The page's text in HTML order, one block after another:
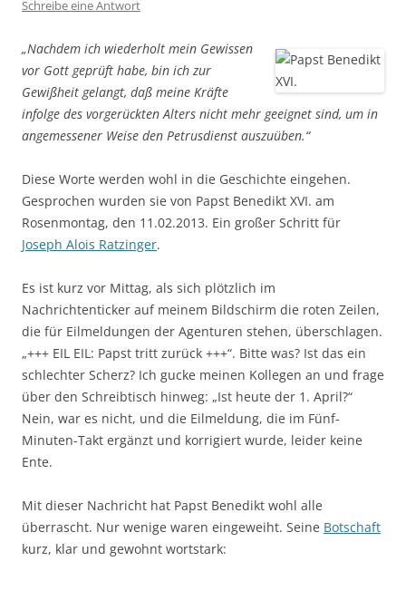
Schreibe eine Antwort
„Nachdem ich wiederholt mein Gewissen
vor Gott geprüft habe, bin ich zur
Gewißheit gelangt, daß meine Kräfte
infolge des vorgerückten Alters nicht mehr geeignet sind, um in
angemessener Weise den Petrusdienst auszuüben.“
Diese Worte werden wohl in die Geschichte eingehen.
Gesprochen wurden sie von Papst Benedikt XVI. am
Rosenmontag, den 11.02.2013. Ein großer Schritt für
Joseph Alois Ratzinger.
Es ist kurz vor Mittag, als sich plötzlich im
Nachrichtenticker auf meinem Bildschirm die roten Zeilen,
die für Eilmeldungen der Agenturen stehen, überschlagen.
„+++ EIL EIL: Papst tritt zurück +++“. Bitte was? Ist das ein
schlechter Scherz? Ich gucke meinen Kollegen an und frage
über den Schreibtisch hinweg: „Ist heute der 1. April?“
Nein, war es nicht, und die Eilmeldung, die im Fünf-
Minuten-Takt ergänzt und korrigiert wurde, leider keine
Ente.
Mit dieser Nachricht hat Papst Benedikt wohl alle
überrascht. Nur wenige waren eingeweiht. Seine Botschaft
kurz, klar und gewohnt wortstark: